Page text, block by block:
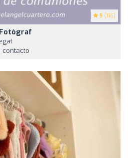
5 (116)
contacto